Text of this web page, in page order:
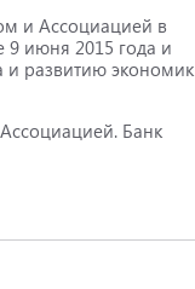
и Ассоциацией в
9 июня 2015 года и
и развитию экономик
Банк